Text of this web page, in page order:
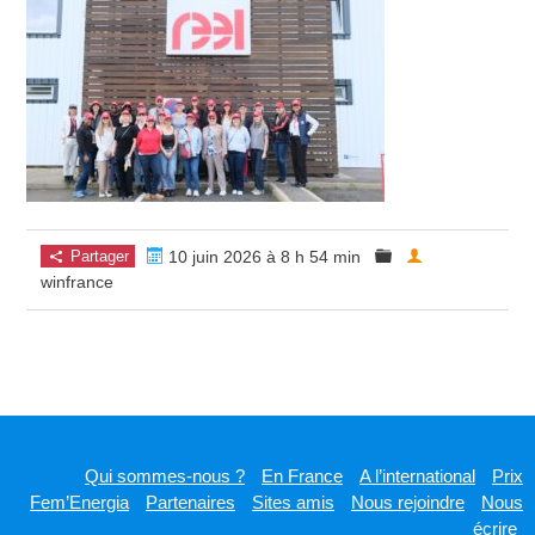
Partager
10 juin 2026 à 8 h 54 min
winfrance
Qui sommes-nous ? En France A l’international
Prix
Fem’Energia
Partenaires Sites amis Nous rejoindre
Nous
écrire